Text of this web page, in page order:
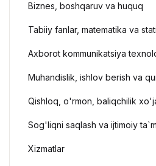
Biznes, boshqaruv va huquq
Tabiiy fanlar, matematika va
Axborot kommunikatsiya
Muhandislik, ishlov berish va
Qishloq, o'rmon, baliqchilik
Sog'liqni saqlash va ijtimoiy
Xizmatlar